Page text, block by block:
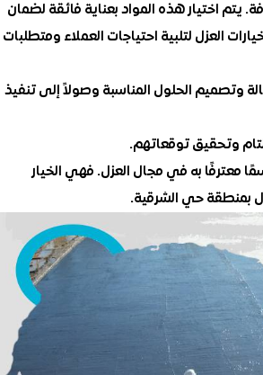
يتم اختيار هذه المواد بعناية فائقة لضمان
العزل لتلبية احتياجات العملاء ومتطلبات
وتصميم الحلول المناسبة وصولاً إلى تنفيذ
وتحقيق توقعاتهم.
معترفًا به في مجال العزل. فهي الخيار
بمنطقة حي الشرقية.